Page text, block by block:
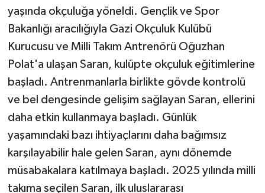
yaşında okçuluğa yöneldi. Gençlik ve Spor
Bakanlığı aracılığıyla Gazi Okçuluk Kulübü
Kurucusu ve Milli Takım Antrenörü Oğuzhan
Polat'a ulaşan Saran, kulüpte okçuluk eğitimlerine
başladı. Antrenmanlarla birlikte gövde kontrolü
ve bel dengesinde gelişim sağlayan Saran, ellerini
daha etkin kullanmaya başladı. Günlük
yaşamındaki bazı ihtiyaçlarını daha bağımsız
karşılayabilir hale gelen Saran, aynı dönemde
müsabakalara katılmaya başladı. 2025 yılında milli
takıma seçilen Saran, ilk uluslararası
Vasıta
Yaşam